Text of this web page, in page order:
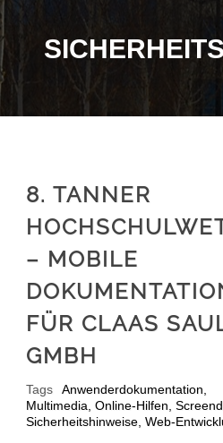
8. TANNER
– MOBILE
FÜR CLAAS
GMBH
Tags Anwenderdokumentation,
Multimedia, Online-Hilfen,
Sicherheitshinweise, Web-